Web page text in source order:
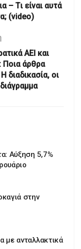
– Tι είναι αυτά
(video)
ΑΕΙ και
Ποια άρθρα
διαδικασία, οι
Αύξηση 5,7%
στην
με ανταλλακτικά